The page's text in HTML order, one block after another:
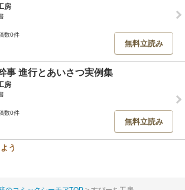
房
数0件
無料立読み
事 進行とあいさつ実例集
房
数0件
無料立読み
う